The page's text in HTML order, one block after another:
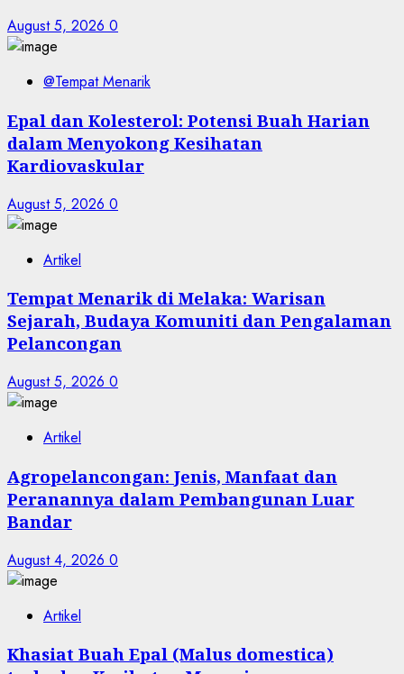
August 5, 2026 0
@Tempat Menarik
Epal dan Kolesterol: Potensi Buah Harian
dalam Menyokong Kesihatan
Kardiovaskular
August 5, 2026 0
Artikel
Tempat Menarik di Melaka: Warisan
Sejarah, Budaya Komuniti dan Pengalaman
Pelancongan
August 5, 2026 0
Artikel
Agropelancongan: Jenis, Manfaat dan
Peranannya dalam Pembangunan Luar
Bandar
August 4, 2026 0
Artikel
Khasiat Buah Epal (Malus domestica)